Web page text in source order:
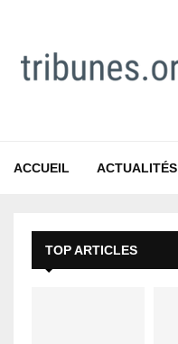
ACCUEIL ACTUALITÉS
TOP ARTICLES